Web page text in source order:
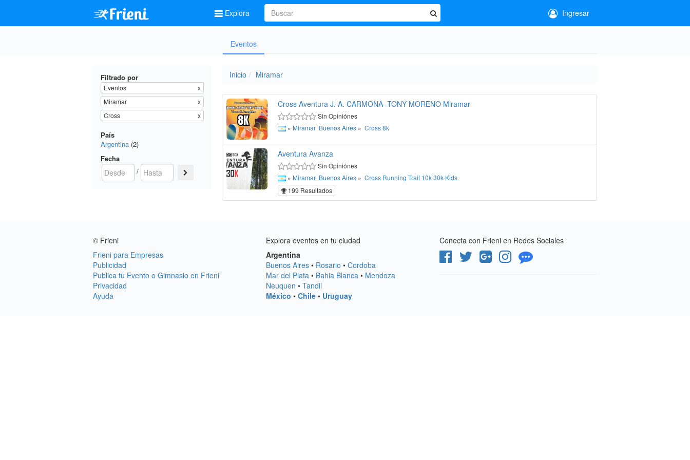
Explora Ingresar
Eventos
Filtrado por
Eventos
x
Miramar
x
Cross
x
País
Argentina (2)
Fecha
/
Inicio Miramar
Cross Aventura J. A. CARMONA -TONY MORENO Miramar
Sin Opiniónes
» Miramar Buenos Aires» Cross 8k
Aventura Avanza
Sin Opiniónes
» Miramar Buenos Aires» Cross Running Trail 10k 30k Kids
199 Resultados
© Frieni
Frieni para Empresas
Publicidad
Publica tu Evento o Gimnasio en Frieni
Privacidad
Ayuda
Explora eventos en tu ciudad
Argentina
Buenos Aires • Rosario •Cordoba
Mar del Plata • Bahia Blanca • Mendoza
Neuquen •Tandil
México •Chile • Uruguay
Conecta con Frieni en Redes Sociales